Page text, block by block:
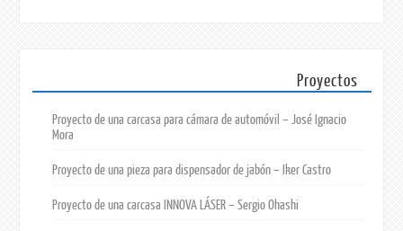
Proyectos
Proyecto de una carcasa para cámara de automóvil – José Ignacio
Mora
Proyecto de una pieza para dispensador de jabón – Iker Castro
Proyecto de una carcasa INNOVA LÁSER – Sergio Ohashi